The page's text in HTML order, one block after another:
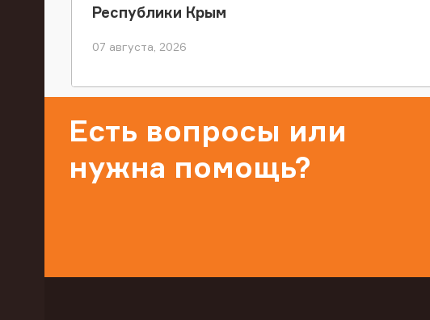
Республики Крым
07 августа, 2026
Есть вопросы или
нужна помощь?